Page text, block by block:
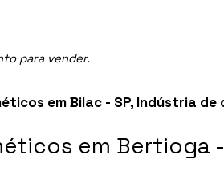
para vender.
em Bilac - SP, Indústria de
em Bertioga -